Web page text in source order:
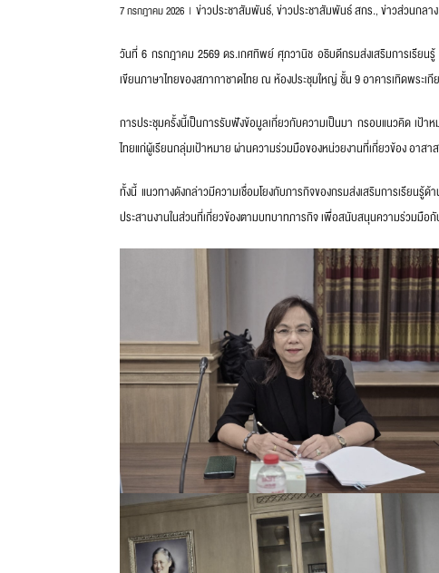
7 กรกฎาคม 2026 ข่าวประชาสัมพันธ์, ข่าวประชาสัมพันธ์ สกร., ข่าวส่วนกลาง
วันที่ 6 กรกฎาคม 2569 ดร.เกศทิพย์ ศุภวานิช อธิบดีกรมส่งเสริมการเรียน
เขียนภาษาไทยของสภากาชาดไทย ณ ห้องประชุมใหญ่ ชั้น 9 อาคารเทิดพระ
การประชุมครั้งนี้เป็นการรับฟังข้อมูลเกี่ยวกับความเป็นมา กรอบแนวคิด เป้า
ไทยแก่ผู้เรียนกลุ่มเป้าหมาย ผ่านความร่วมมือของหน่วยงานที่เกี่ยวข้อง อาส
ทั้งนี้ แนวทางดังกล่าวมีความเชื่อมโยงกับภารกิจของกรมส่งเสริมการเรียน
ประสานงานในส่วนที่เกี่ยวข้องตามบทบาทภารกิจ เพื่อสนับสนุนความร่วมมือ